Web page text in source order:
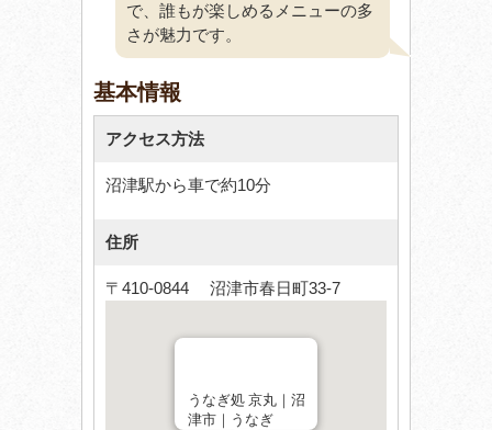
で、誰もが楽しめるメニューの多
さが魅力です。
基本情報
アクセス方法
沼津駅から車で約10分
住所
〒410-0844 沼津市春日町33-7
うなぎ処 京丸｜沼
津市｜うなぎ